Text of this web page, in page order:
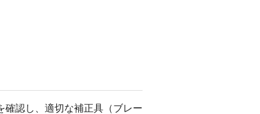
確認し、適切な補正具（ブレー